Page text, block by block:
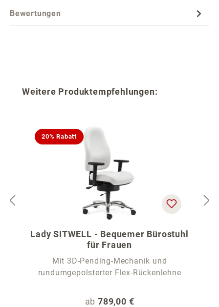
Bewertungen
Produktgalerie überspringen
Weitere Produktempfehlungen:
20% Rabatt
Lady SITWELL - Bequemer Bürostuhl
für Frauen
Mit 3D-Pending-Mechanik und
rundumgepolsterter Flex-Rückenlehne
Regulärer Preis:
ab 789,00 €